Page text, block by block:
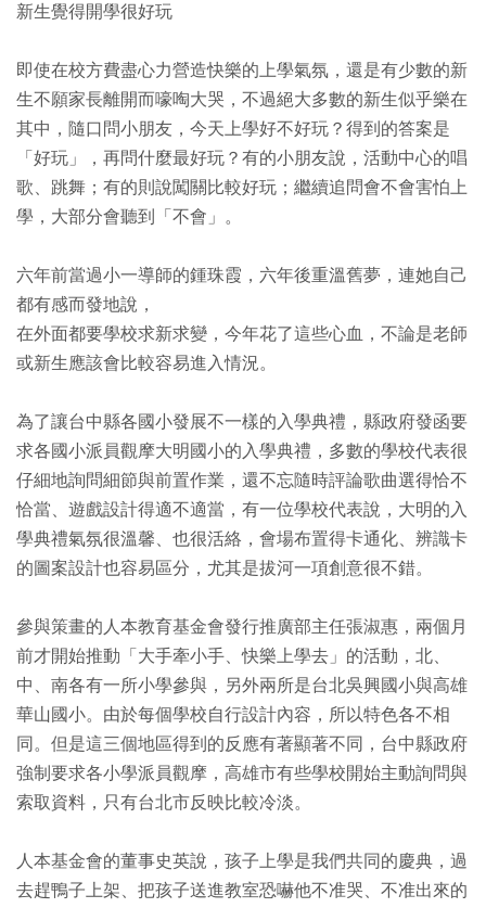
新生覺得開學很好玩
即使在校方費盡心力營造快樂的上學氣氛，還是有少數的新
生不願家長離開而嚎啕大哭，不過絕大多數的新生似乎樂在
其中，隨口問小朋友，今天上學好不好玩？得到的答案是
「好玩」，再問什麼最好玩？有的小朋友說，活動中心的唱
歌、跳舞；有的則說闖關比較好玩；繼續追問會不會害怕上
學，大部分會聽到「不會」。
六年前當過小一導師的鍾珠霞，六年後重溫舊夢，連她自己
都有感而發地說，
在外面都要學校求新求變，今年花了這些心血，不論是老師
或新生應該會比較容易進入情況。
為了讓台中縣各國小發展不一樣的入學典禮，縣政府發函要
求各國小派員觀摩大明國小的入學典禮，多數的學校代表很
仔細地詢問細節與前置作業，還不忘隨時評論歌曲選得恰不
恰當、遊戲設計得適不適當，有一位學校代表說，大明的入
學典禮氣氛很溫馨、也很活絡，會場布置得卡通化、辨識卡
的圖案設計也容易區分，尤其是拔河一項創意很不錯。
參與策畫的人本教育基金會發行推廣部主任張淑惠，兩個月
前才開始推動「大手牽小手、快樂上學去」的活動，北、
中、南各有一所小學參與，另外兩所是台北吳興國小與高雄
華山國小。由於每個學校自行設計內容，所以特色各不相
同。但是這三個地區得到的反應有著顯著不同，台中縣政府
強制要求各小學派員觀摩，高雄市有些學校開始主動詢問與
索取資料，只有台北市反映比較冷淡。
人本基金會的董事史英說，孩子上學是我們共同的慶典，過
去趕鴨子上架、把孩子送進教室恐嚇他不准哭、不准出來的